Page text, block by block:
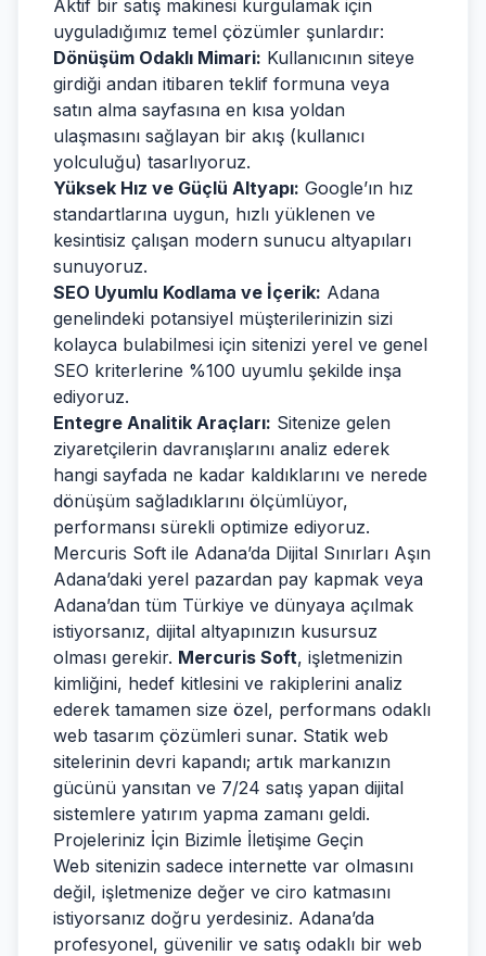
Aktif bir satış makinesi kurgulamak için
uyguladığımız temel çözümler şunlardır:
Dönüşüm Odaklı Mimari: Kullanıcının siteye
girdiği andan itibaren teklif formuna veya
satın alma sayfasına en kısa yoldan
ulaşmasını sağlayan bir akış (kullanıcı
yolculuğu) tasarlıyoruz.
Yüksek Hız ve Güçlü Altyapı: Google’ın hız
standartlarına uygun, hızlı yüklenen ve
kesintisiz çalışan modern sunucu altyapıları
sunuyoruz.
SEO Uyumlu Kodlama ve İçerik: Adana
genelindeki potansiyel müşterilerinizin sizi
kolayca bulabilmesi için sitenizi yerel ve genel
SEO kriterlerine %100 uyumlu şekilde inşa
ediyoruz.
Entegre Analitik Araçları: Sitenize gelen
ziyaretçilerin davranışlarını analiz ederek
hangi sayfada ne kadar kaldıklarını ve nerede
dönüşüm sağladıklarını ölçümlüyor,
performansı sürekli optimize ediyoruz.
Mercuris Soft ile Adana’da Dijital Sınırları Aşın
Adana’daki yerel pazardan pay kapmak veya
Adana’dan tüm Türkiye ve dünyaya açılmak
istiyorsanız, dijital altyapınızın kusursuz
olması gerekir. Mercuris Soft, işletmenizin
kimliğini, hedef kitlesini ve rakiplerini analiz
ederek tamamen size özel, performans odaklı
web tasarım çözümleri sunar. Statik web
sitelerinin devri kapandı; artık markanızın
gücünü yansıtan ve 7/24 satış yapan dijital
sistemlere yatırım yapma zamanı geldi.
Projeleriniz İçin Bizimle İletişime Geçin
Web sitenizin sadece internette var olmasını
değil, işletmenize değer ve ciro katmasını
istiyorsanız doğru yerdesiniz. Adana’da
profesyonel, güvenilir ve satış odaklı bir web